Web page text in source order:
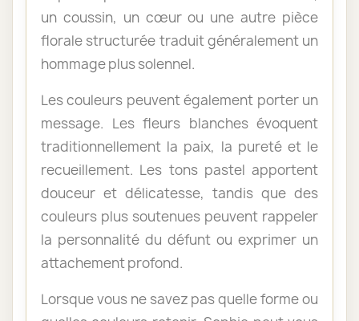
un coussin, un cœur ou une autre pièce
florale structurée traduit généralement un
hommage plus solennel.
Les couleurs peuvent également porter un
message. Les fleurs blanches évoquent
traditionnellement la paix, la pureté et le
recueillement. Les tons pastel apportent
douceur et délicatesse, tandis que des
couleurs plus soutenues peuvent rappeler
la personnalité du défunt ou exprimer un
attachement profond.
Lorsque vous ne savez pas quelle forme ou